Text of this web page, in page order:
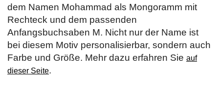
dem Namen Mohammad als Mongoramm mit
Rechteck und dem passenden
Anfangsbuchsaben M. Nicht nur der Name ist
bei diesem Motiv personalisierbar, sondern auch
Farbe und Größe. Mehr dazu erfahren Sie auf
dieser Seite.